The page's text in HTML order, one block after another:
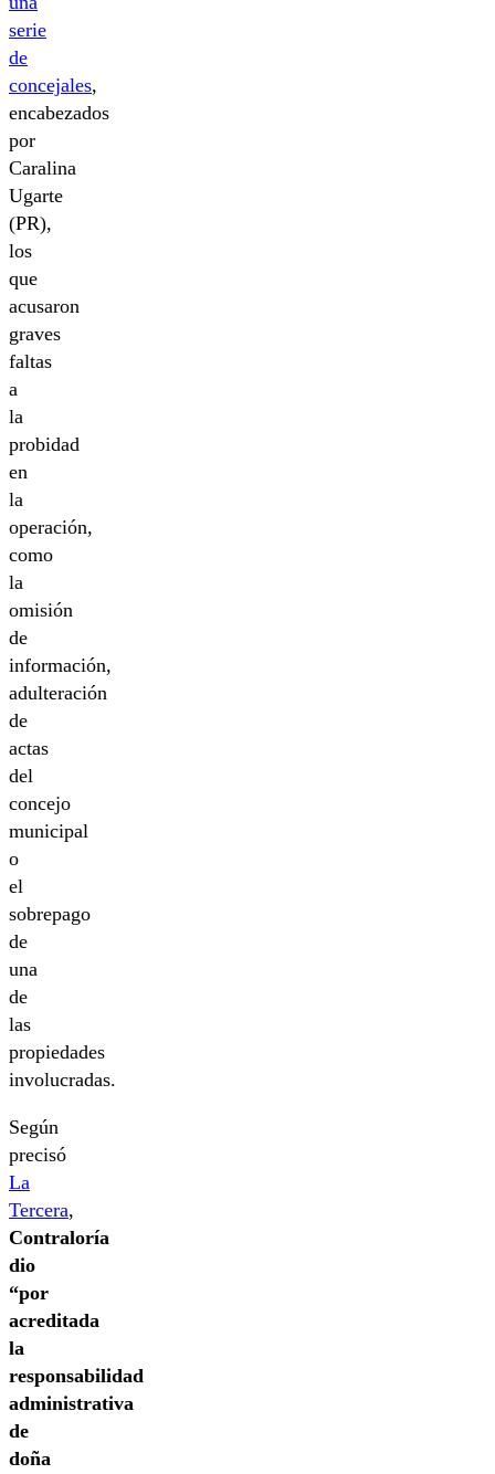
serie
de
concejales,
encabezados
por
Caralina
Ugarte
(PR),
los
que
acusaron
graves
faltas
a
la
probidad
en
la
operación,
como
la
omisión
de
información,
adulteración
de
actas
del
concejo
municipal
o
el
sobrepago
de
una
de
las
propiedades
involucradas.
Según
precisó
La
Tercera,
Contraloría
dio
“por
acreditada
la
responsabilidad
administrativa
de
doña